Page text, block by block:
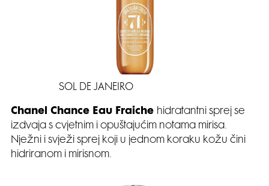
SOL DE JANEIRO
Chanel Chance Eau Fraiche hidratantni sprej se
izdvaja s cvjetnim i opuštajućim notama mirisa.
Nježni i svježi sprej koji u jednom koraku kožu čini
hidriranom i mirisnom.